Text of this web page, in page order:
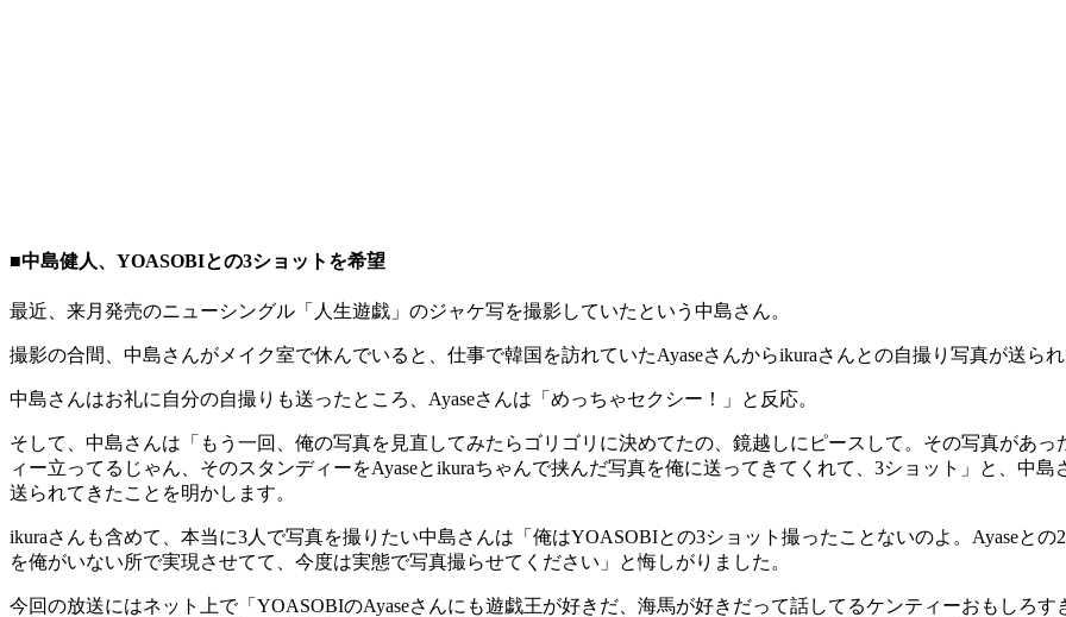
■中島健人、YOASOBIとの3ショットを希望
最近、来月発売のニューシングル「人生遊戯」のジャケ写を撮影していたという中島さん。
撮影の合間、中島さんがメイク室で休んでいると、仕事で韓国を訪れていたAyaseさんからikuraさんとの自撮り写真が送られ
中島さんはお礼に自分の自撮りも送ったところ、Ayaseさんは「めっちゃセクシー！」と反応。
そして、中島さんは「もう一回、俺の写真を見直してみたらゴリゴリに決めてたの、鏡越しにピースして。その写真があ
ィー立ってるじゃん、そのスタンディーをAyaseとikuraちゃんで挟んだ写真を俺に送ってきてくれて、3ショット」と、中
送られてきたことを明かします。
ikuraさんも含めて、本当に3人で写真を撮りたい中島さんは「俺はYOASOBIとの3ショット撮ったことないのよ。Ayaseと
を俺がいない所で実現させてて、今度は実態で写真撮らせてください」と悔しがりました。
今回の放送にはネット上で「YOASOBIのAyaseさんにも遊戯王が好きだ、海馬が好きだって話してるケンティーおもしろ